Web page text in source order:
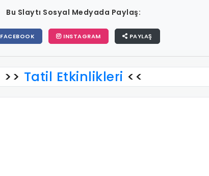
Bu Slaytı Sosyal Medyada Paylaş:
FACEBOOK INSTAGRAM PAYLAŞ
>> Tatil Etkinlikleri <<